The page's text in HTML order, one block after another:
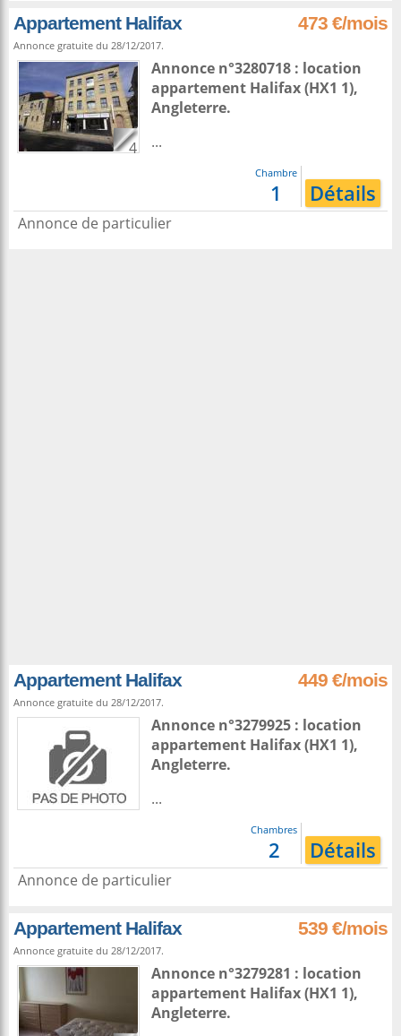
Appartement Halifax 473 €/mois
Annonce gratuite du 28/12/2017.
4
Annonce n°3280718 : location
appartement Halifax(HX1 1),
Angleterre.
...
Chambre
1 Détails
Annonce de particulier
Appartement Halifax 449 €/mois
Annonce gratuite du 28/12/2017.
Annonce n°3279925 : location
appartement Halifax(HX1 1),
Angleterre.
...
Chambres
2 Détails
Annonce de particulier
Appartement Halifax 539 €/mois
Annonce gratuite du 28/12/2017.
Annonce n°3279281 : location
appartement Halifax(HX1 1),
Angleterre.